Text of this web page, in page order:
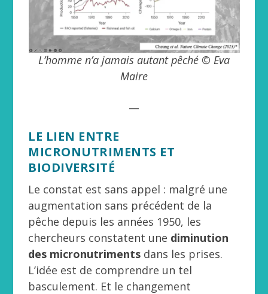
L’homme n’a jamais autant pêché © Eva
Maire
LE LIEN ENTRE
MICRONUTRIMENTS ET
BIODIVERSITÉ
Le constat est sans appel : malgré une
augmentation sans précédent de la
pêche depuis les années 1950, les
chercheurs constatent une diminution
des micronutriments dans les prises.
L’idée est de comprendre un tel
basculement. Et le changement